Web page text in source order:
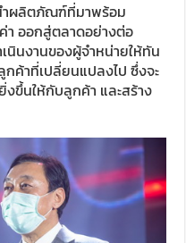
ำผลิตภัณฑ์ที่มาพร้อม
า ออกสู่ตลาดอย่างต่อ
นินงานของผู้จำหน่ายให้ทัน
ค้าที่เปลี่ยนแปลงไป ซึ่งจะ
ขึ้นให้กับลูกค้า และสร้าง